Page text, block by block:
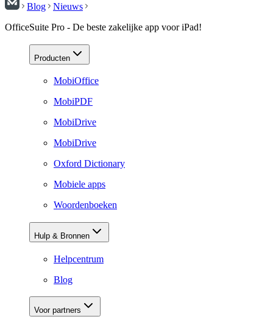
Blog
Nieuws
OfficeSuite Pro - De beste zakelijke app voor iPad!
Producten
MobiOffice
MobiPDF
MobiDrive
MobiDrive
Oxford Dictionary
Mobiele apps
Woordenboeken
Hulp & Bronnen
Helpcentrum
Blog
Voor partners